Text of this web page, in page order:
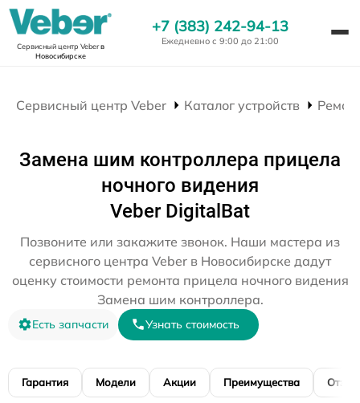
Сервисный центр Veberв
Новосибирске
+7 (383) 242-94-13
Ежедневно с 9:00 до 21:00
Сервисный центр Veber Каталог устройств
Замена шим контроллера прицела
ночного видения
Veber DigitalBat
Позвоните или закажите звонок. Наши мастера из
сервисного центра Veber в Новосибирске дадут
оценку стоимости ремонта прицела ночного видения
Замена шим контроллера.
Есть запчасти Узнать стоимость
Гарантия Модели Акции Преимущества